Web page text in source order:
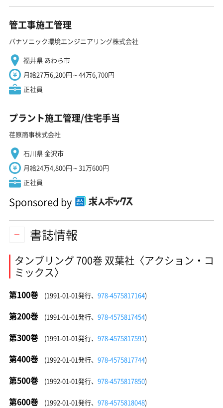
管工事施工管理
パナソニック環境エンジニアリング株式会社
福井県 あわら市
月給27万6,200円～44万6,700円
正社員
プラント施工管理/住宅手当
荏原商事株式会社
石川県 金沢市
月給24万4,800円～31万600円
正社員
Sponsored by
書誌情報
タンブリング 700巻 双葉社〈アクション・コ
ミックス〉
第100巻 (1991-01-01発行、 978-4575817164)
第200巻 (1991-01-01発行、 978-4575817454)
第300巻 (1991-01-01発行、 978-4575817591)
第400巻 (1992-01-01発行、 978-4575817744)
第500巻 (1992-01-01発行、 978-4575817850)
第600巻 (1992-01-01発行、 978-4575818048)